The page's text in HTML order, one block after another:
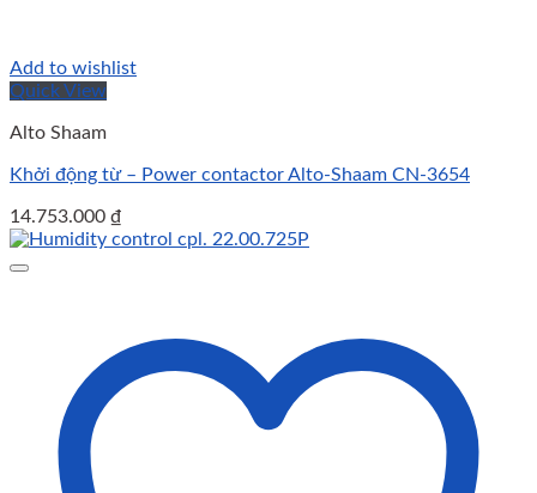
Add to wishlist
Quick View
Alto Shaam
Khởi động từ – Power contactor Alto-Shaam CN-3654
14.753.000 ₫